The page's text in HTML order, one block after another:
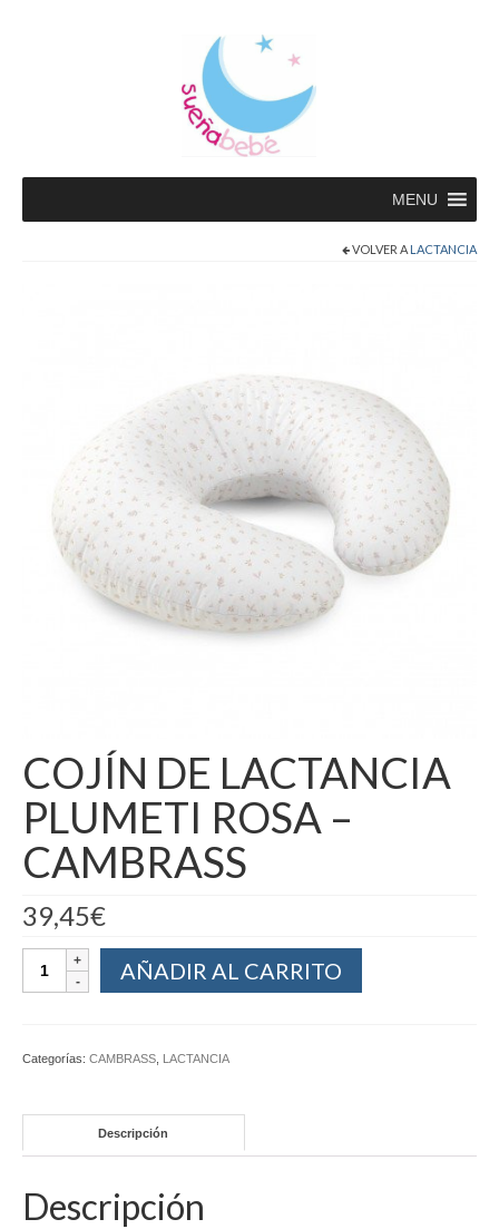
MENU
VOLVER A LACTANCIA
COJÍN DE LACTANCIA
PLUMETI ROSA –
CAMBRASS
39,45€
AÑADIR AL CARRITO
Categorías: CAMBRASS LACTANCIA
Descripción
Descripción